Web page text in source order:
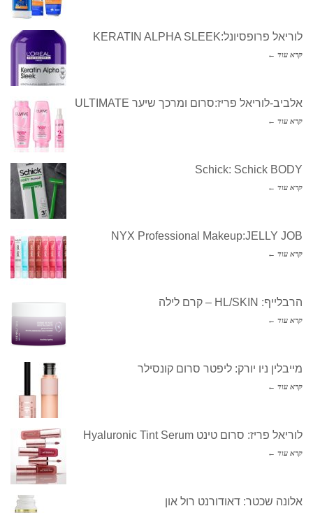
לוריאל פרופסיונל:KERATIN ALPHA SLEEK
קרא עוד ←
אלביב-לוריאל פריז:סרום ומרכך שיער ULTIMATE
קרא עוד ←
Schick: Schick BODY
קרא עוד ←
NYX Professional Makeup:JELLY JOB
קרא עוד ←
הרבלייף: HL/SKIN – קרם לילה
קרא עוד ←
מייבלין ניו יורק: ליפטר סרום קונסילר
קרא עוד ←
לוריאל פריז: סרום טינט Hyaluronic Tint Serum
קרא עוד ←
אלונה שכטר: דאודורנט רול און